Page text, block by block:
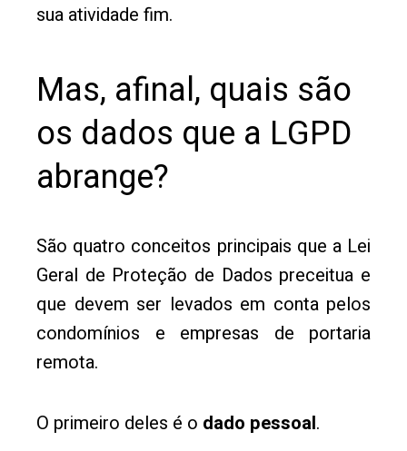
sua atividade fim.
Mas, afinal, quais são
os dados que a LGPD
abrange?
São quatro conceitos principais que a Lei
Geral de Proteção de Dados preceitua e
que devem ser levados em conta pelos
condomínios e empresas de portaria
remota.
O primeiro deles é o dado pessoal.